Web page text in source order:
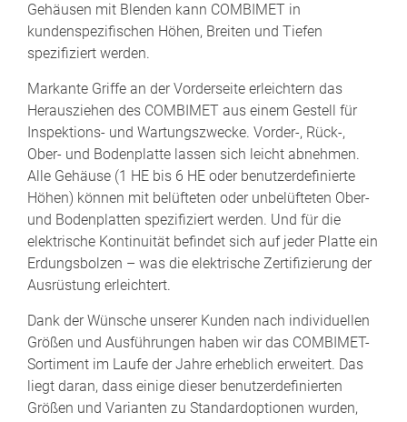
Gehäusen mit Blenden kann COMBIMET in
kundenspezifischen Höhen, Breiten und Tiefen
spezifiziert werden.
Markante Griffe an der Vorderseite erleichtern das
Herausziehen des COMBIMET aus einem Gestell für
Inspektions- und Wartungszwecke. Vorder-, Rück-,
Ober- und Bodenplatte lassen sich leicht abnehmen.
Alle Gehäuse (1 HE bis 6 HE oder benutzerdefinierte
Höhen) können mit belüfteten oder unbelüfteten Ober-
und Bodenplatten spezifiziert werden. Und für die
elektrische Kontinuität befindet sich auf jeder Platte ein
Erdungsbolzen – was die elektrische Zertifizierung der
Ausrüstung erleichtert.
Dank der Wünsche unserer Kunden nach individuellen
Größen und Ausführungen haben wir das COMBIMET-
Sortiment im Laufe der Jahre erheblich erweitert. Das
liegt daran, dass einige dieser benutzerdefinierten
Größen und Varianten zu Standardoptionen wurden,